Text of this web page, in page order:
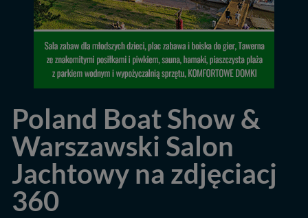
Poland Boat Show &
Warszawski Salon
Jachtowy na zdjęciacj
360